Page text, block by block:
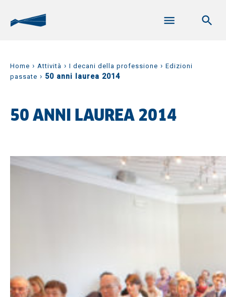
Home › Attività › I decani della professione › Edizioni
passate › 50 anni laurea 2014
50 ANNI LAUREA 2014